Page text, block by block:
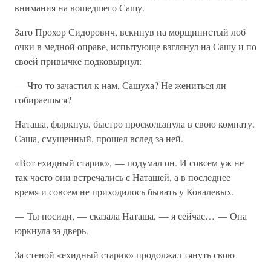
внимания на вошедшего Сашу.
Зато Прохор Сидорович, вскинув на морщинистый лоб
очки в медной оправе, испытующе взглянул на Сашу и по
своей привычке подковырнул:
— Что-то зачастил к нам, Сашуха? Не жениться ли
собираешься?
Наташа, фыркнув, быстро проскользнула в свою комнату.
Саша, смущенный, прошел вслед за ней.
«Вот ехидный старик», — подумал он. И совсем уж не
так часто они встречались с Наташей, а в последнее
время и совсем не приходилось бывать у Ковалевых.
— Ты посиди, — сказала Наташа, — я сейчас… — Она
юркнула за дверь.
За стеной «ехидный старик» продолжал тянуть свою